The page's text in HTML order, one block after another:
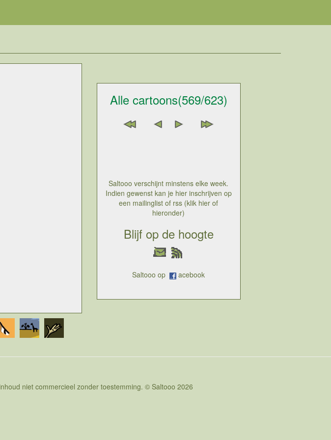
Alle cartoons(569/623)
Saltooo verschijnt minstens elke week.
Indien gewenst kan je hier inschrijven op
een mailinglist of rss (klik hier of
hieronder)
Blijf op de hoogte
Saltooo op acebook
niet commercieel zonder toestemming. © Saltooo 2026